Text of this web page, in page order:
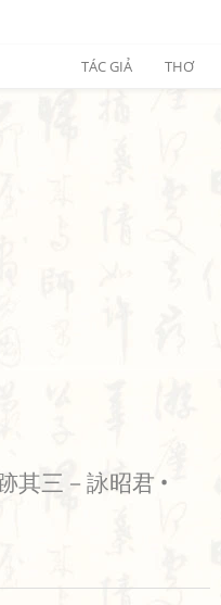
TÁC GIẢ THƠ
其三－詠昭君 •